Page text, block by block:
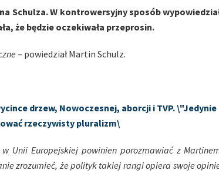
Schulza. W kontrowersyjny sposób
że będzie oczekiwała przeprosin.
– powiedział Martin Schulz.
drzew, Nowoczesnej, aborcji i TVP. \"Jedynie
rzeczywisty pluralizm\
Unii Europejskiej powinien porozmawiać z
zrozumieć, że polityk takiej rangi opiera swoje